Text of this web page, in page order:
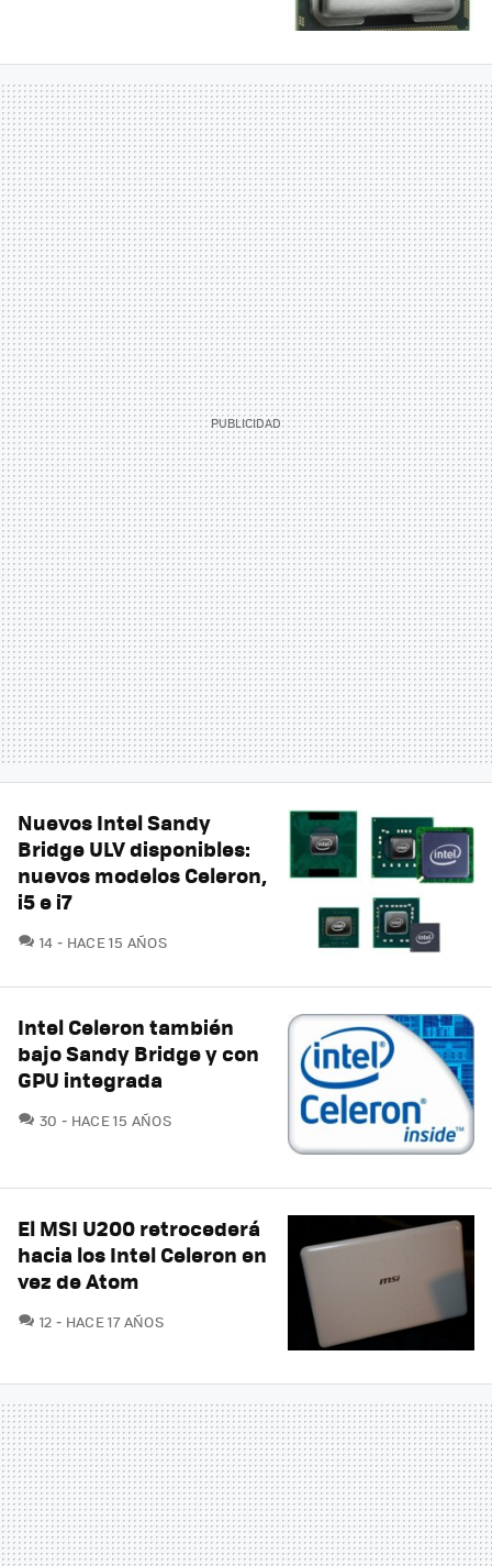
Nuevos Intel Sandy
Bridge ULV disponibles:
nuevos modelos Celeron,
i5 e i7
14 COMENTARIOS
HACE 15 AÑOS
Intel Celeron también
bajo Sandy Bridge y con
GPU integrada
30 COMENTARIOS
HACE 15 AÑOS
El MSI U200 retrocederá
hacia los Intel Celeron en
vez de Atom
12 COMENTARIOS
HACE 17 AÑOS